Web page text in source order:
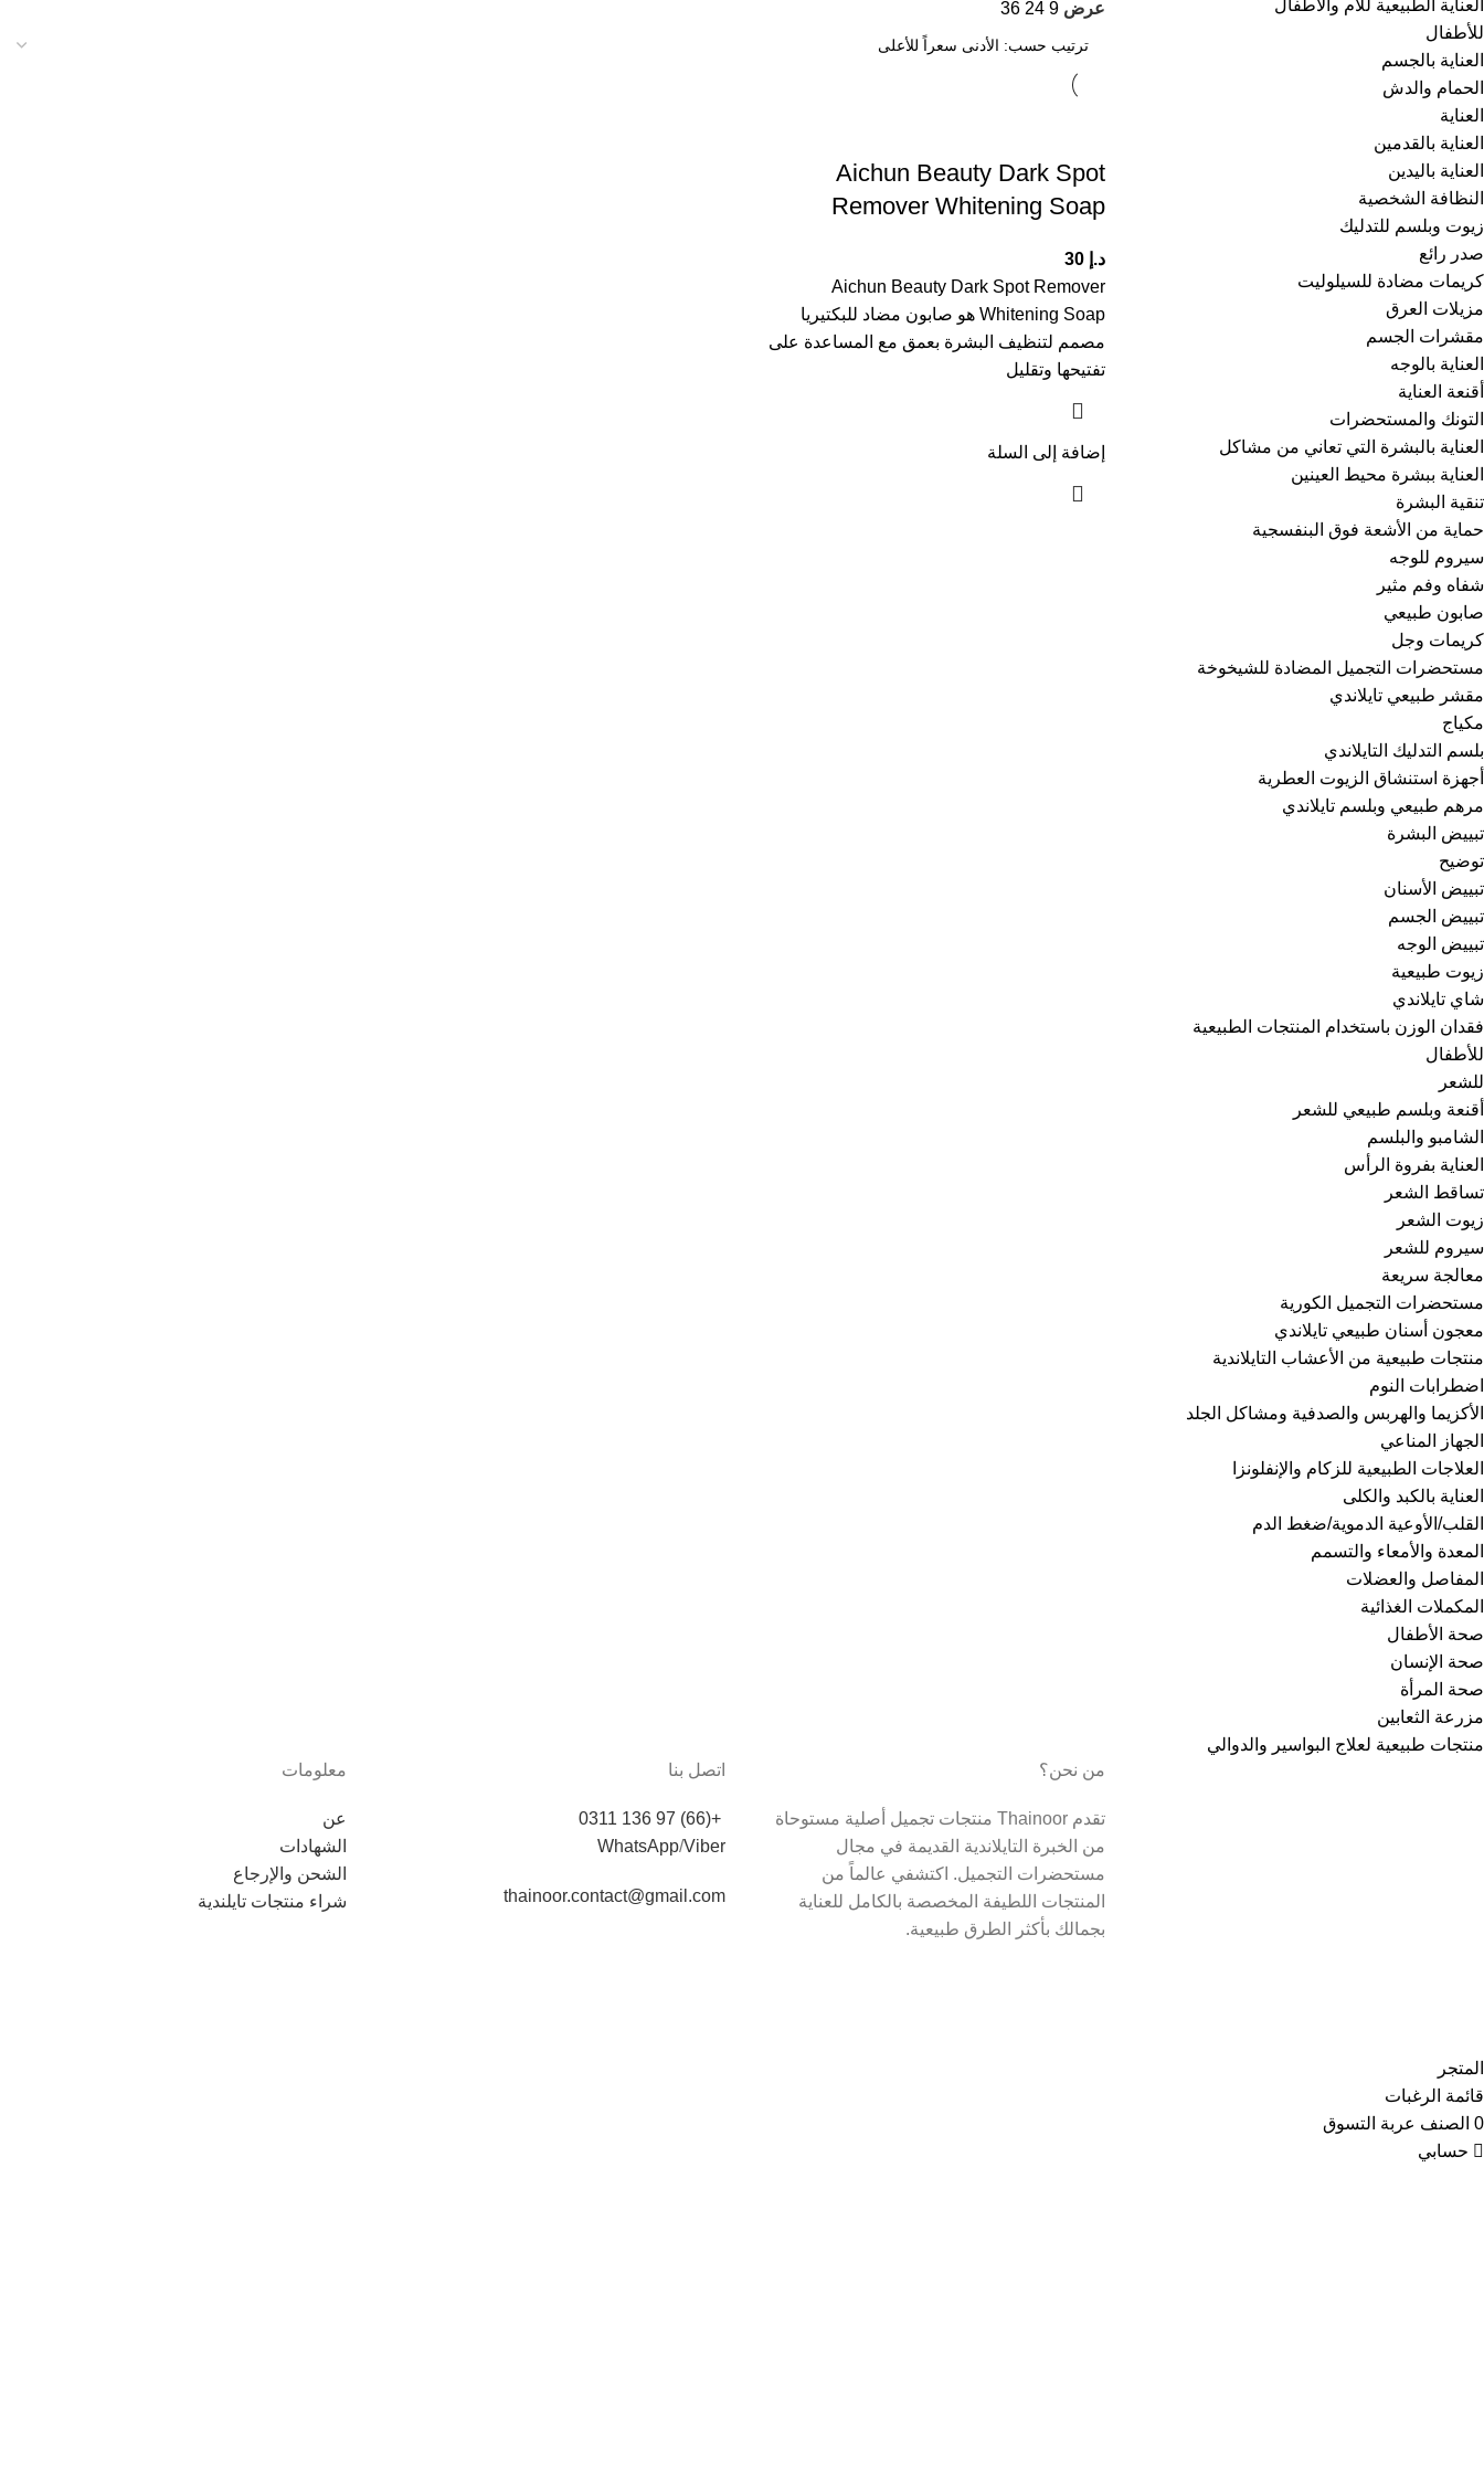
العناية الطبيعية للأم والأطفال
للأطفال
العناية بالجسم
الحمام والدش
العناية
العناية بالقدمين
العناية باليدين
النظافة الشخصية
زيوت وبلسم للتدليك
صدر رائع
كريمات مضادة للسيلوليت
مزيلات العرق
مقشرات الجسم
العناية بالوجه
أقنعة العناية
التونك والمستحضرات
العناية بالبشرة التي تعاني من مشاكل
العناية ببشرة محيط العينين
تنقية البشرة
حماية من الأشعة فوق البنفسجية
سيروم للوجه
شفاه وفم مثير
صابون طبيعي
كريمات وجل
مستحضرات التجميل المضادة للشيخوخة
مقشر طبيعي تايلاندي
مكياج
بلسم التدليك التايلاندي
أجهزة استنشاق الزيوت العطرية
مرهم طبيعي وبلسم تايلاندي
تبييض البشرة
توضيح
تبييض الأسنان
تبييض الجسم
تبييض الوجه
زيوت طبيعية
شاي تايلاندي
فقدان الوزن باستخدام المنتجات الطبيعية
للأطفال
للشعر
أقنعة وبلسم طبيعي للشعر
الشامبو والبلسم
العناية بفروة الرأس
تساقط الشعر
زيوت الشعر
سيروم للشعر
معالجة سريعة
مستحضرات التجميل الكورية
معجون أسنان طبيعي تايلاندي
منتجات طبيعية من الأعشاب التايلاندية
اضطرابات النوم
الأكزيما والهربس والصدفية ومشاكل الجلد
الجهاز المناعي
العلاجات الطبيعية للزكام والإنفلونزا
العناية بالكبد والكلى
القلب/الأوعية الدموية/ضغط الدم
المعدة والأمعاء والتسمم
المفاصل والعضلات
المكملات الغذائية
صحة الأطفال
صحة الإنسان
صحة المرأة
مزرعة الثعابين
منتجات طبيعية لعلاج البواسير والدوالي
عرض9
24
36
Aichun Beauty Dark Spot
Remover Whitening Soap
د.إ 30
Aichun Beauty Dark Spot Remover
Whitening Soap هو صابون مضاد للبكتيريا
مصمم لتنظيف البشرة بعمق مع المساعدة على
تفتيحها وتقليل
إضافة إلى السلة
من نحن؟
تقدم Thainoor منتجات تجميل أصلية مستوحاة
من الخبرة التايلاندية القديمة في مجال
مستحضرات التجميل. اكتشفي عالماً من
المنتجات اللطيفة المخصصة بالكامل للعناية
بجمالك بأكثر الطرق طبيعية.
اتصل بنا
+(66) 97 136 0311
WhatsApp/Viber
thainoor.contact@gmail.com
معلومات
عن
الشهادات
الشحن والإرجاع
شراء منتجات تايلندية
المتجر
قائمة الرغبات
0 الصنف عربة التسوق
حسابي